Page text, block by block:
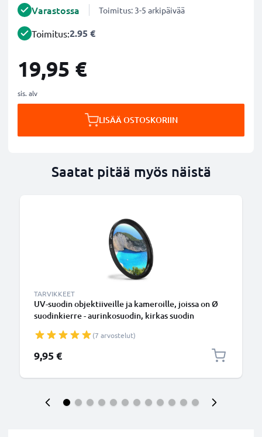
Varastossa Toimitus: 3-5 arkipäivää
Toimitus:2.95 €
19,95 €
sis. alv
LISÄÄ OSTOSKORIIN
Saatat pitää myös näistä
TARVIKKEET
UV-suodin objektiiveille ja kameroille, joissa on Ø
suodinkierre - aurinkosuodin, kirkas suodin
(7 arvostelut)
9,95 €